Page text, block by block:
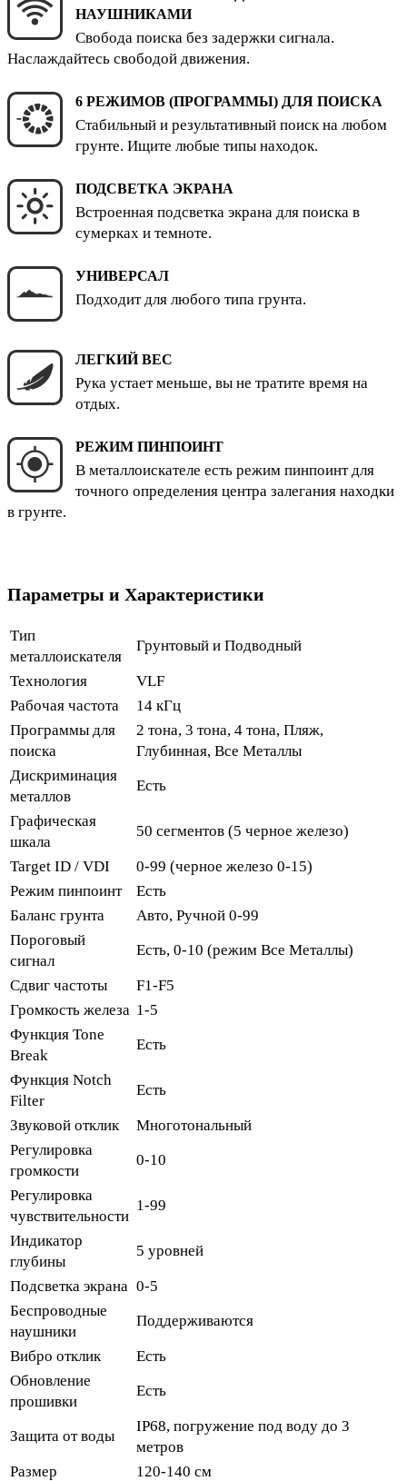
НАУШНИКАМИ
Свобода поиска без задержки сигнала.
Наслаждайтесь свободой движения.
6 РЕЖИМОВ (ПРОГРАММЫ) ДЛЯ ПОИСКА
Стабильный и результативный поиск на любом
грунте. Ищите любые типы находок.
ПОДСВЕТКА ЭКРАНА
Встроенная подсветка экрана для поиска в
сумерках и темноте.
УНИВЕРСАЛ
Подходит для любого типа грунта.
ЛЕГКИЙ ВЕС
Рука устает меньше, вы не тратите время на
отдых.
РЕЖИМ ПИНПОИНТ
В металлоискателе есть режим пинпоинт для
точного определения центра залегания находки
в грунте.
Параметры и Характеристики
Тип
металлоискателя
Грунтовый и Подводный
Технология
VLF
Рабочая частота
14 кГц
Программы для
поиска
2 тона, 3 тона, 4 тона, Пляж,
Глубинная, Все Металлы
Дискриминация
металлов
Есть
Графическая
шкала
50 сегментов (5 черное железо)
Target ID / VDI
0-99 (черное железо 0-15)
Режим пинпоинт
Есть
Баланс грунта
Авто, Ручной 0-99
Пороговый
сигнал
Есть, 0-10 (режим Все Металлы)
Сдвиг частоты
F1-F5
Громкость железа 1-5
Функция Tone
Break
Есть
Функция Notch
Filter
Есть
Звуковой отклик
Многотональный
Регулировка
громкости
0-10
Регулировка
чувствительности
1-99
Индикатор
глубины
5 уровней
Подсветка экрана 0-5
Беспроводные
наушники
Поддерживаются
Вибро отклик
Есть
Обновление
прошивки
Есть
Защита от воды
IP68, погружение под воду до 3
метров
Размер
120-140 см